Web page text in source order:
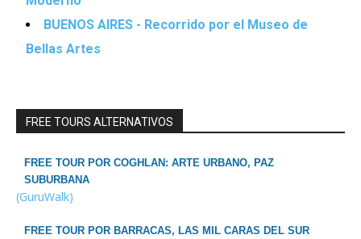
BUENOS AIRES - Recorrido por el Museo de
Bellas Artes
FREE TOURS ALTERNATIVOS
FREE TOUR POR COGHLAN: ARTE URBANO, PAZ
SUBURBANA
(GuruWalk)
FREE TOUR POR BARRACAS, LAS MIL CARAS DEL SUR